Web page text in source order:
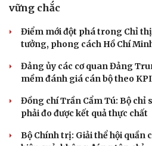
hội
XÂY DỰNG, CHỈNH ĐỐN